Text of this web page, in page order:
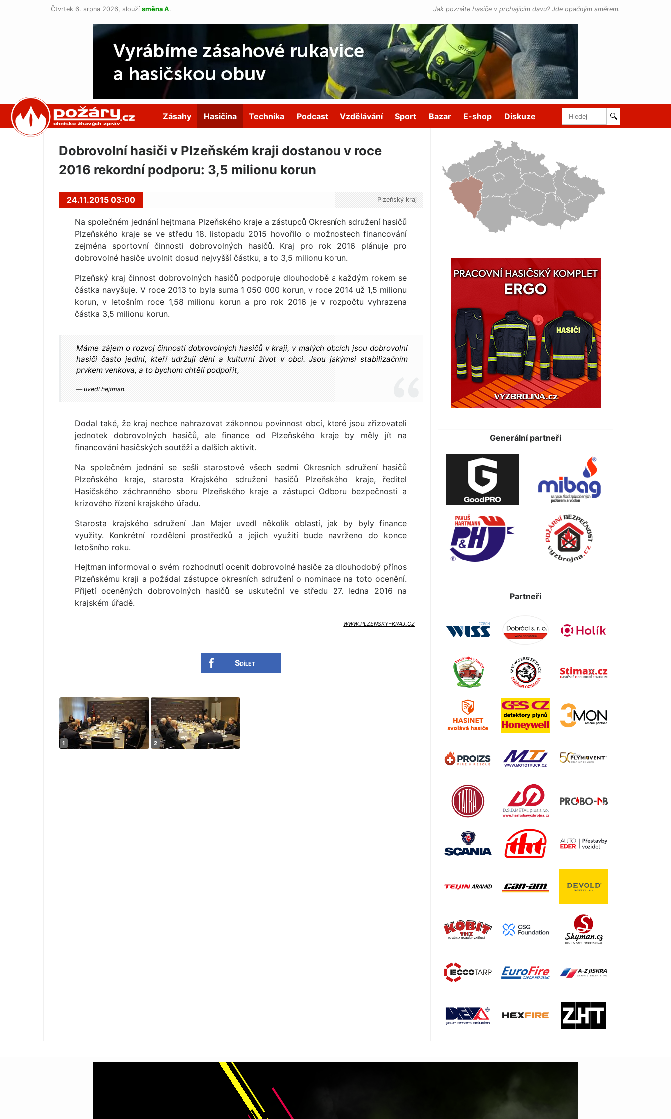
Čtvrtek 6. srpna 2026, slouží směna A. Jak poznáte hasiče v prchajícím davu? Jde opačným směrem.
POŽÁRY.cz Zásahy Hasičina Technika Podcast Vzdělávání Sport Bazar E-shop Diskuze 🔍
Dobrovolní hasiči v Plzeňském kraji dostanou v roce
2016 rekordní podporu: 3,5 milionu korun
24.11.2015 03:00 Plzeňský kraj
Na společném jednání hejtmana Plzeňského kraje a zástupců Okresních sdružení hasičů
Plzeňského kraje se ve středu 18. listopadu 2015 hovořilo o možnostech financování
zejména sportovní činnosti dobrovolných hasičů. Kraj pro rok 2016 plánuje pro
dobrovolné hasiče uvolnit dosud nejvyšší částku, a to 3,5 milionu korun.
Plzeňský kraj činnost dobrovolných hasičů podporuje dlouhodobě a každým rokem se
částka navyšuje. V roce 2013 to byla suma 1 050 000 korun, v roce 2014 už 1,5 milionu
korun, v letošním roce 1,58 milionu korun a pro rok 2016 je v rozpočtu vyhrazena
částka 3,5 milionu korun.
Máme zájem o rozvoj činnosti dobrovolných hasičů v kraji, v malých obcích jsou dobrovolní
hasiči často jediní, kteří udržují dění a kulturní život v obci. Jsou jakýmsi stabilizačním
prvkem venkova, a to bychom chtěli podpořit,
uvedl hejtman.
Dodal také, že kraj nechce nahrazovat zákonnou povinnost obcí, které jsou zřizovateli
jednotek dobrovolných hasičů, ale finance od Plzeňského kraje by měly jít na
financování hasičských soutěží a dalších aktivit.
Na společném jednání se sešli starostové všech sedmi Okresních sdružení hasičů
Plzeňského kraje, starosta Krajského sdružení hasičů Plzeňského kraje, ředitel
Hasičského záchranného sboru Plzeňského kraje a zástupci Odboru bezpečnosti a
krizového řízení krajského úřadu.
Starosta krajského sdružení Jan Majer uvedl několik oblastí, jak by byly finance
využity. Konkrétní rozdělení prostředků a jejich využití bude navrženo do konce
letošního roku.
Hejtman informoval o svém rozhodnutí ocenit dobrovolné hasiče za dlouhodobý přínos
Plzeňskému kraji a požádal zástupce okresních sdružení o nominace na toto ocenění.
Přijetí oceněných dobrovolných hasičů se uskuteční ve středu 27. ledna 2016 na
krajském úřadě.
www.plzensky-kraj.cz
Sdílet
Generální partneři
Partneři